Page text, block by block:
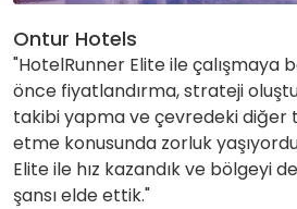
Ontur Hotels
"HotelRunner Elite ile çalışmaya
önce fiyatlandırma, strateji
takibi yapma ve çevredeki diğer
etme konusunda zorluk
Elite ile hız kazandık ve bölgeyi
şansı elde ettik."